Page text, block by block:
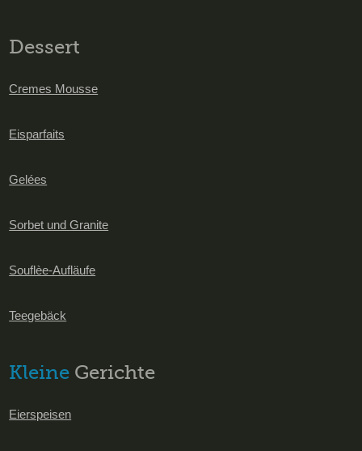
Dessert
Cremes Mousse
Eisparfaits
Gelées
Sorbet und Granite
Souflèe-Aufläufe
Teegebäck
Kleine Gerichte
Eierspeisen